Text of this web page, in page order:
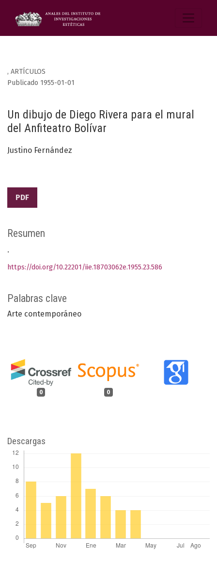
, ARTÍCULOS
Un dibujo de Diego Rivera para el mural
del Anfiteatro Bolívar
Publicado 1955-01-01
Justino Fernández
PDF
Palabras clave
Arte contemporáneo
0 0
Resumen
.
https://doi.org/10.22201/iie.18703062e.1955.23.586
Descargas